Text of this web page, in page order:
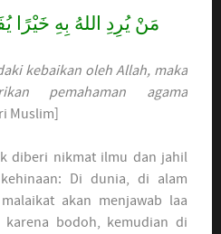
مَنْ يُرِدِ اللهُ بِهِ خَيْرًا
kebaikan oleh Allah, maka
pemahaman agama
Muslim]
diberi nikmat ilmu dan jahil
Di dunia, di alam
akan menjawab laa
bodoh, kemudian di